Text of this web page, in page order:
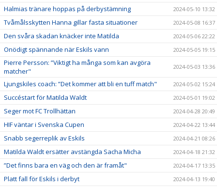
Halmias tränare hoppas på derbystämning 2024-05-10 13:32
Tvåmålsskytten Hanna gillar fasta situationer 2024-05-08 16:37
Den svåra skadan knäcker inte Matilda 2024-05-06 22:22
Onödigt spännande när Eskils vann 2024-05-05 19:15
Pierre Persson: ”Viktigt ha många som kan avgöra
matcher"
2024-05-03 13:36
Ljungskiles coach: ”Det kommer att bli en tuff match" 2024-05-02 15:24
Succéstart för Matilda Waldt 2024-05-01 19:02
Seger mot FC Trollhättan 2024-04-28 20:49
HIF väntar i Svenska Cupen 2024-04-22 13:44
Snabb segerreplik av Eskils 2024-04-21 08:26
Matilda Waldt ersätter avstängda Sacha Micha 2024-04-18 21:32
”Det finns bara en väg och den är framåt" 2024-04-17 13:35
Platt fall för Eskils i derbyt 2024-04-13 19:40